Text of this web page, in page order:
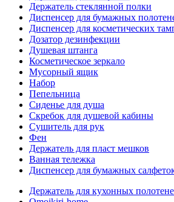
Держатель стеклянной полки
Диспенсер для бумажных
Диспенсер для косметических
Дозатор дезинфекции
Душевая штанга
Косметическое зеркало
Мусорный ящик
Набор
Пепельница
Сиденье для душа
Скребок для душевой кабины
Сушитель для рук
Фен
Держатель для пласт мешков
Ванная тележка
Диспенсер для бумажных
Держатель для кухонных